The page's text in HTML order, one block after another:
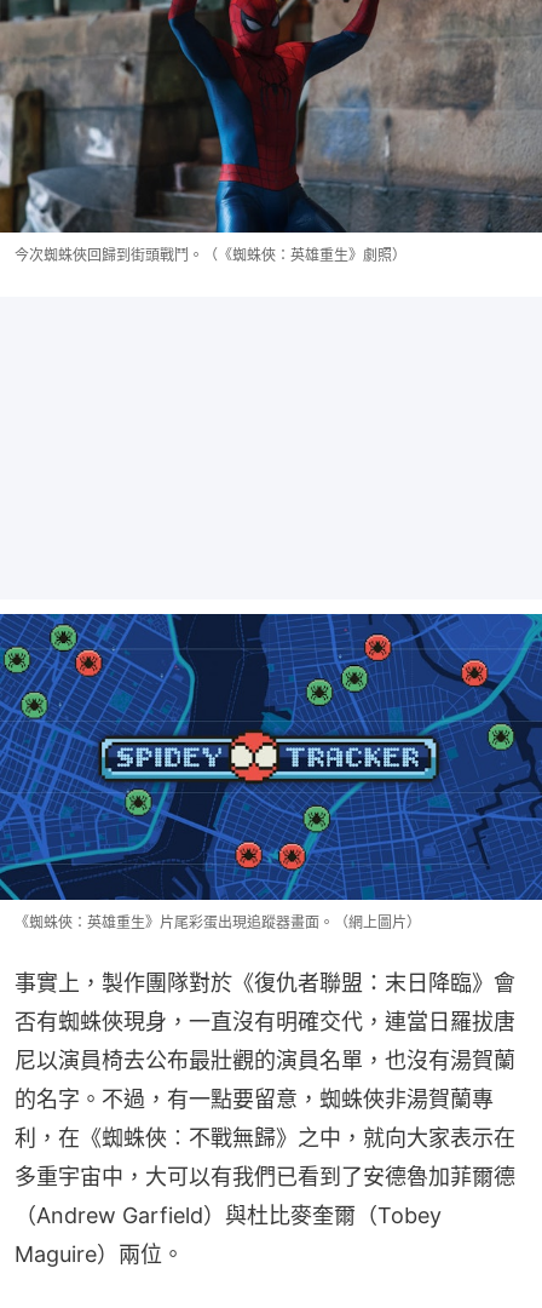
今次蜘蛛俠回歸到街頭戰鬥。（《蜘蛛俠：英雄重生》劇照）
《蜘蛛俠：英雄重生》片尾彩蛋出現追蹤器畫面。（網上圖片）
事實上，製作團隊對於《復仇者聯盟：末日降臨》會
否有蜘蛛俠現身，一直沒有明確交代，連當日羅拔唐
尼以演員椅去公布最壯觀的演員名單，也沒有湯賀蘭
的名字。不過，有一點要留意，蜘蛛俠非湯賀蘭專
利，在《蜘蛛俠︰不戰無歸》之中，就向大家表示在
多重宇宙中，大可以有我們已看到了安德魯加菲爾德
（Andrew Garfield）與杜比麥奎爾（Tobey
Maguire）兩位。